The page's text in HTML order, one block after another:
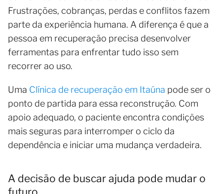
Frustrações, cobranças, perdas e conflitos fazem
parte da experiência humana. A diferença é que a
pessoa em recuperação precisa desenvolver
ferramentas para enfrentar tudo isso sem
recorrer ao uso.
Uma Clínica de recuperação em Itaúna pode ser o
ponto de partida para essa reconstrução. Com
apoio adequado, o paciente encontra condições
mais seguras para interromper o ciclo da
dependência e iniciar uma mudança verdadeira.
A decisão de buscar ajuda pode mudar o